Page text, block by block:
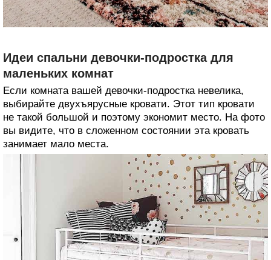
Идеи спальни девочки-подростка для
маленьких комнат
Если комната вашей девочки-подростка невелика,
выбирайте двухъярусные кровати. Этот тип кровати
не такой большой и поэтому экономит место. На фото
вы видите, что в сложенном состоянии эта кровать
занимает мало места.